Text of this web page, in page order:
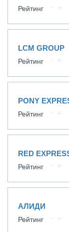
Рейтинг
LCM GROUP
Рейтинг
PONY
Рейтинг
RED
Рейтинг
АЛИДИ
Рейтинг